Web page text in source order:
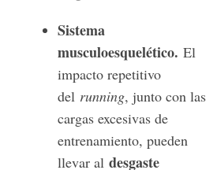
Sistema
musculoesquelético. El
impacto repetitivo
del running, junto con las
cargas excesivas de
entrenamiento, pueden
llevar al desgaste